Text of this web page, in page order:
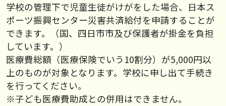
学校の管理下で児童生徒がけがをした場合、日本ス
ポーツ振興センター災害共済給付を申請することが
できます。（国、四日市市及び保護者が掛金を負担
しています。）
医療費総額（医療保険でいう10割分）が5,000円以
上のものが対象となります。学校に申し出て手続き
を行ってください。
※子ども医療費助成との併用はできません。